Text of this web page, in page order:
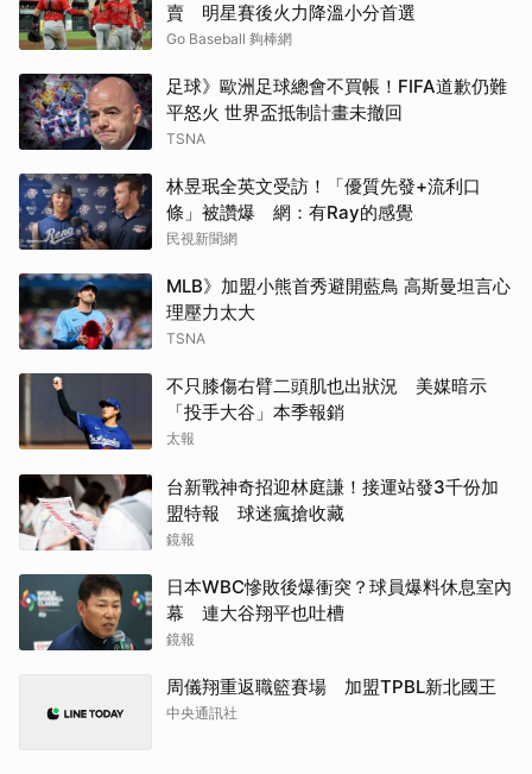
賣 明星賽後火力降溫小分首選
Go Baseball 夠棒網
足球》歐洲足球總會不買帳！FIFA道歉仍難
平怒火 世界盃抵制計畫未撤回
TSNA
林昱珉全英文受訪！「優質先發+流利口
條」被讚爆 網：有Ray的感覺
民視新聞網
MLB》加盟小熊首秀避開藍鳥 高斯曼坦言心
理壓力太大
TSNA
不只膝傷右臂二頭肌也出狀況 美媒暗示
「投手大谷」本季報銷
太報
台新戰神奇招迎林庭謙！接運站發3千份加
盟特報 球迷瘋搶收藏
鏡報
日本WBC慘敗後爆衝突？球員爆料休息室內
幕 連大谷翔平也吐槽
鏡報
周儀翔重返職籃賽場 加盟TPBL新北國王
中央通訊社